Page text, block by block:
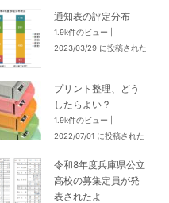
通知表の評定分布
1.9k件のビュー
2023/03/29 に投稿された
プリント整理、どう
したらよい？
1.9k件のビュー
2022/07/01 に投稿された
令和8年度兵庫県公立
高校の募集定員が発
表されたよ